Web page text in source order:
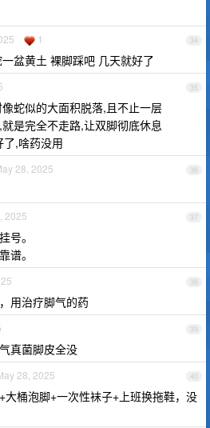
34
1
盆黄土 裸脚踩吧 几天就好了
35
蛇似的大面积脱落,且不止一层
是完全不走路,让双脚彻底休息
,啥药没用
36
28, 2025
37
2025
号。
谱。
38
用治疗脚气的药
39
真菌脚皮全没
40
28, 2025
大桶泡脚+一次性袜子+上班换拖鞋，没